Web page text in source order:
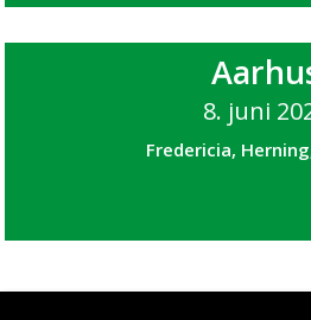
8. juni
Fredericia,